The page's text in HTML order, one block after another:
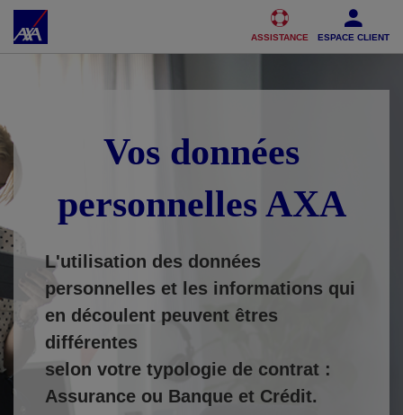
Accéder au Contenu Accéder au Pied de page
ASSISTANCE ESPACE CLIENT
Vos données
personnelles AXA
L'utilisation des données
personnelles et les informations qui
en découlent peuvent êtres
différentes
selon votre typologie de contrat :
Assurance ou Banque et Crédit.